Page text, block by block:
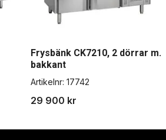
Frysbänk CK7210, 2 dörrar m.
bakkant
Artikelnr: 17742
29 900 kr